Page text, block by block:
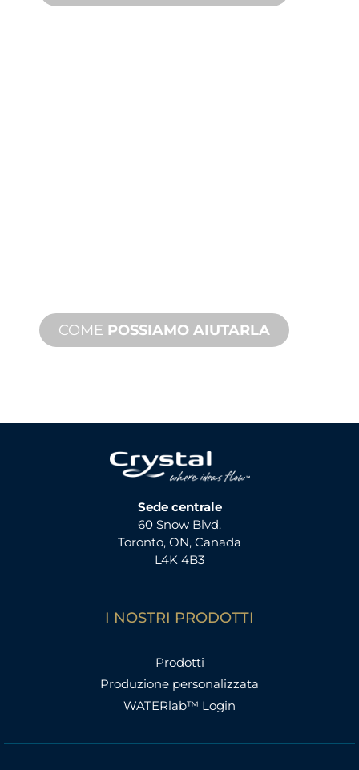
COME POSSIAMO AIUTARLA
Sede centrale
60 Snow Blvd.
Toronto, ON, Canada
L4K 4B3
I NOSTRI PRODOTTI
Prodotti
Produzione personalizzata
WATERlab™ Login